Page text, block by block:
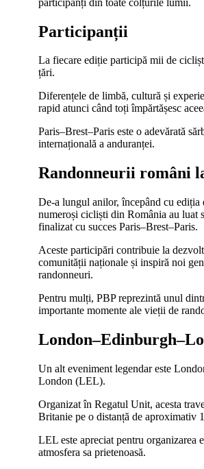
Participanții
La fiecare ediție participă mii de
țări.
Diferențele de limbă, cultură și
rapid atunci când toți împărtășesc
Paris–Brest–Paris este o adevărată
internațională a anduranței.
Randonneurii români
De-a lungul anilor, începând cu ediția
numeroși cicliști din România au luat
finalizat cu succes Paris–Brest–Paris.
Aceste participări contribuie la
comunității naționale și inspiră noi
randonneuri.
Pentru mulți, PBP reprezintă unul
importante momente ale vieții de
Un alt eveniment legendar este
London (LEL).
Organizat în Regatul Unit, acesta
Britanie pe o distanță de aproximativ
LEL este apreciat pentru organizarea
atmosfera sa prietenoasă.